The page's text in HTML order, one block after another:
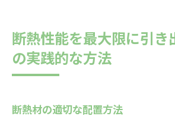
断熱性能を最大限に引き
の実践的な方法
断熱材の適切な配置方法